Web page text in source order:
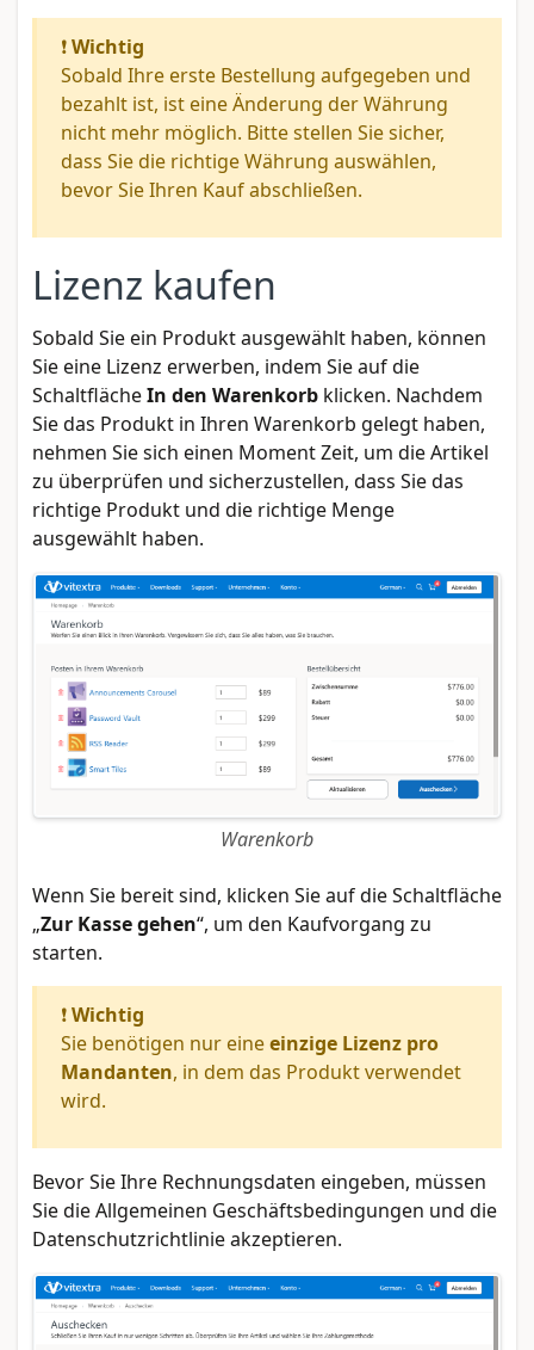
❗Wichtig
Sobald Ihre erste Bestellung aufgegeben und
bezahlt ist, ist eine Änderung der Währung
nicht mehr möglich. Bitte stellen Sie sicher,
dass Sie die richtige Währung auswählen,
bevor Sie Ihren Kauf abschließen.
Lizenz kaufen
Sobald Sie ein Produkt ausgewählt haben, können
Sie eine Lizenz erwerben, indem Sie auf die
SchaltflächeIn den Warenkorb klicken. Nachdem
Sie das Produkt in Ihren Warenkorb gelegt haben,
nehmen Sie sich einen Moment Zeit, um die Artikel
zu überprüfen und sicherzustellen, dass Sie das
richtige Produkt und die richtige Menge
ausgewählt haben.
Warenkorb
Wenn Sie bereit sind, klicken Sie auf die Schaltfläche
„Zur Kasse gehen“, um den Kaufvorgang zu
starten.
❗Wichtig
Sie benötigen nur eineeinzige Lizenz pro
Mandanten, in dem das Produkt verwendet
wird.
Bevor Sie Ihre Rechnungsdaten eingeben, müssen
Sie die Allgemeinen Geschäftsbedingungen und die
Datenschutzrichtlinie akzeptieren.